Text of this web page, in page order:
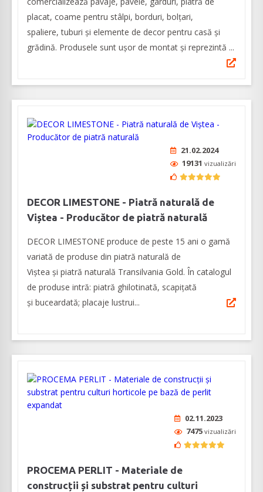
placat, coame pentru stâlpi, borduri, bolțari,
spaliere, tuburi și elemente de decor pentru casă și
grădină. Produsele sunt ușor de montat și reprezintă ...
21.02.2024
19131 vizualizări
DECOR LIMESTONE - Piatră naturală de
Viștea - Producător de piatră naturală
DECOR LIMESTONE produce de peste 15 ani o gamă
variată de produse din piatră naturală de
Viştea şi piatră naturală Transilvania Gold. În catalogul
de produse intră: piatră ghilotinată, scapițată
și buceardată; placaje lustrui...
02.11.2023
7475 vizualizări
PROCEMA PERLIT - Materiale de
construcții și substrat pentru culturi